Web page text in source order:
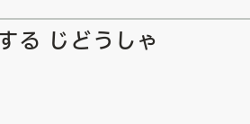
7/23 『ONE PIECE magazine 021 ONE PIECEカード付き同梱版』発売
る じどうしゃ